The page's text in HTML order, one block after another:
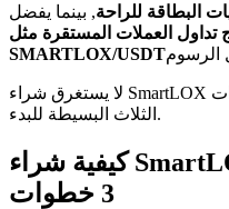
وعمولات نسخ التداول
البطاقة للراحة, بينما يفضل
تداول العملات المستقرة مثل
SMARTLOX/USDT
لا يستغرق شراء SmartLOX سوى دقائق قليلة. اتبع هذه الخطوات
الثلاث البسيطة للبدء.
كيفية شراء SmartLOX (SMARTLOX) في
3 خطوات